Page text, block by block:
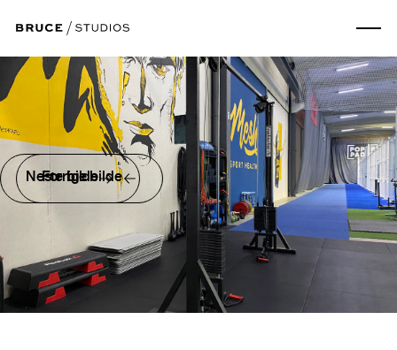
Forrige bilde
Neste bilde